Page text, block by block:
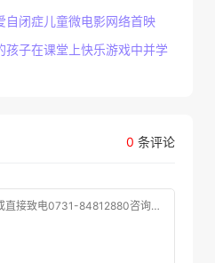
自闭症儿童微电影网络首映
孩子在课堂上快乐游戏中并学
0 条评论